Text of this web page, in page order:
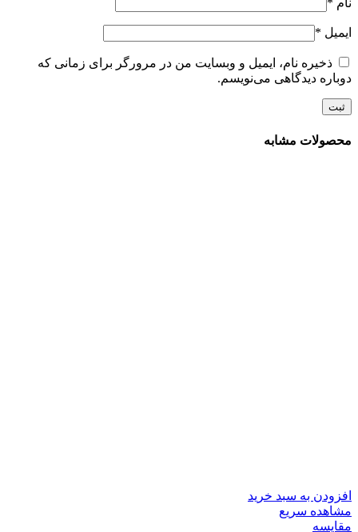
نام *
ایمیل *
ذخیره نام، ایمیل و وبسایت من در مرورگر برای زمانی که
دوباره دیدگاهی می‌نویسم.
محصولات مشابه
افزودن به سبد خرید
مشاهده سریع
مقایسه